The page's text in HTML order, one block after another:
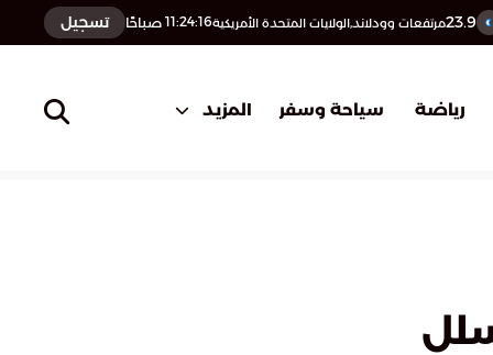
23.9مرتفعات وودلاند,الولايات المتحدة الأمريكية11:24:17 صباحًا تسجيل
رياضة سياحة وسفر المزيد